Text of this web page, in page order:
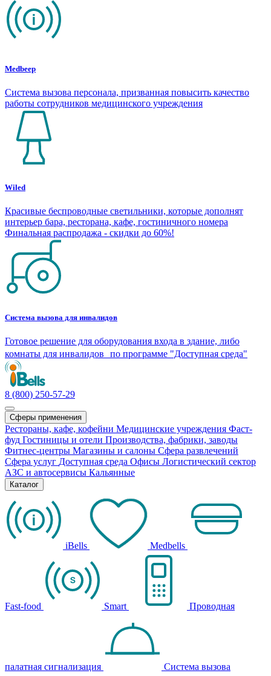
Medbeep
Система вызова персонала, призванная повысить качество
работы сотрудников медицинского учреждения
Wiled
Красивые беспроводные светильники, которые дополнят
интерьер бара, ресторана, кафе, гостиничного номера
Финальная распродажа - скидки до 60%!
Система вызова для инвалидов
Готовое решение для оборудования входа в здание, либо
комнаты для инвалидов по программе "Доступная среда"
8 (800) 250-57-29
Сферы применения
Рестораны, кафе, кофейни Медицинские учреждения Фаст-
фуд Гостиницы и отели Производства, фабрики, заводы
Фитнес-центры Магазины и салоны Сфера развлечений
Сфера услуг Доступная среда Офисы Логистический сектор
АЗС и автосервисы Кальянные
Каталог
iBells Medbells
Fast-food Smart Проводная
палатная сигнализация Система вызова